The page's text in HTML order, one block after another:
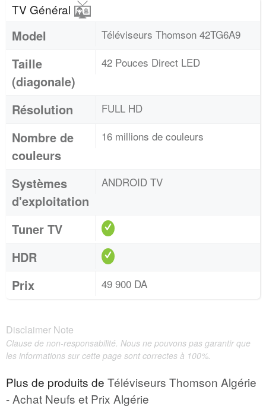
TV Général
Model Téléviseurs Thomson 42TG6A9
Taille
(diagonale)
42 Pouces Direct LED
Résolution FULL HD
Nombre de
couleurs
16 millions de couleurs
Systèmes
d'exploitation
ANDROID TV
Tuner TV
HDR
Prix
49 900 DA
Disclaimer Note
Clause de non-responsabilité. Nous ne pouvons pas garantir que
les informations sur cette page sont correctes à 100%.
Plus de produits de Téléviseurs Thomson Algérie
- Achat Neufs et Prix Algérie